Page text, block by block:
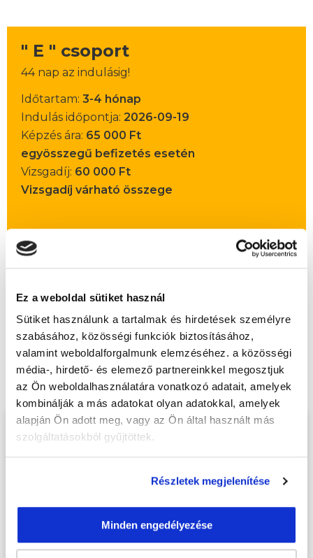
Ez a weboldal sütiket használ
Sütiket használunk a tartalmak és hirdetések személyre
szabásához, közösségi funkciók biztosításához,
valamint weboldalforgalmunk elemzéséhez. a közösségi
média-, hirdető- és elemező partnereinkkel megosztjuk
az Ön weboldalhasználatára vonatkozó adatait, amelyek
kombinálják a más adatokat olyan adatokkal, amelyek
alapján Ön adott meg, vagy az Ön által használt más
szolgáltatásokból gyűjtöttek.
Részletek megjelenítése
Minden engedélyezése
" E " csoport
44 nap az indulásig!
Időtartam: 3-4 hónap
Indulás időpontja: 2026-09-19
Képzés ára: 65 000 Ft
egyösszegű befizetés esetén
Vizsgadíj: 60 000 Ft
Vizsgadíj várható összege
Igen
Végezd elTársasházkezelő szakképesítés
online tanfolyam - Gyöngyös
tanfolyamunkat és váltsd valóra az álmaidat!
Töltsd ki adatlapunkat,
hogy eljuttathassuk Hozzád
INGYENES és MINDEN
MENTES tájékoztató
anyagunkat!